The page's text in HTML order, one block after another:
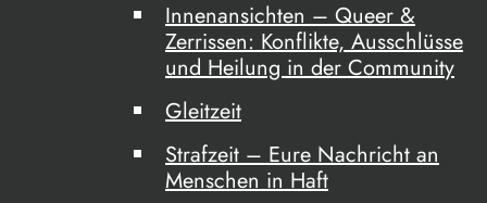
Innenansichten – Queer &
Zerrissen: Konflikte, Ausschlüsse
und Heilung in der Community
Gleitzeit
Strafzeit – Eure Nachricht an
Menschen in Haft